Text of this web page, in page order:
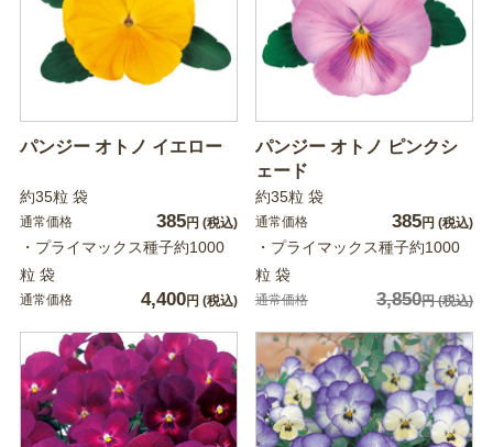
パンジー オトノ イエロー
約35粒 袋
通常価格 385円 (税込)
・プライマックス種子約1000
粒 袋
通常価格 4,400円 (税込)
パンジー オトノ ピンクシ
ェード
約35粒 袋
通常価格 385円 (税込)
・プライマックス種子約1000
粒 袋
通常価格 3,850円(税込)